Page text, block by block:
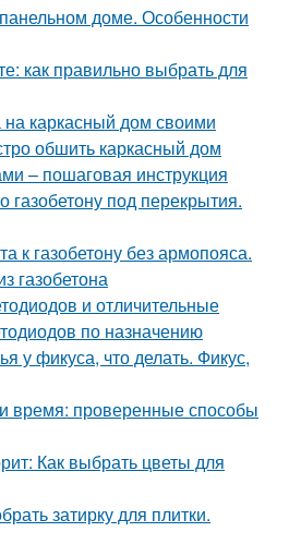
доме. Особенности
как правильно выбрать для
на каркасный дом своими
обшить каркасный дом
– пошаговая инструкция
под перекрытия.
к газобетону без армопояса.
газобетона
и отличительные
по назначению
фикуса, что делать. Фикус,
время: проверенные способы
Как выбрать цветы для
затирку для плитки.